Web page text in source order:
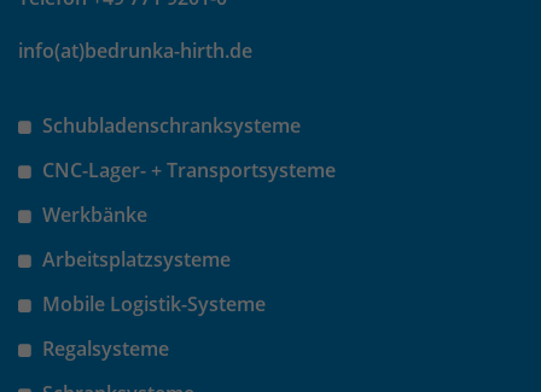
info(at)bedrunka-hirth.de
Schubladenschranksysteme
CNC-Lager- + Transportsysteme
Werkbänke
Arbeitsplatzsysteme
Mobile Logistik-Systeme
Regalsysteme